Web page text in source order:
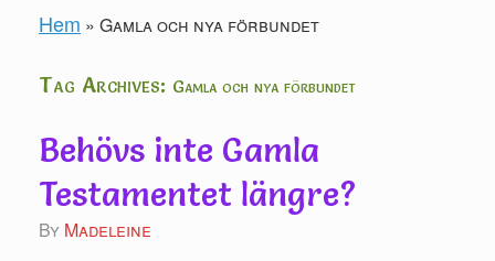
Hem » Gamla och nya förbundet
Tag Archives: Gamla och nya förbundet
Behövs inte Gamla
Testamentet längre?
by Madeleine